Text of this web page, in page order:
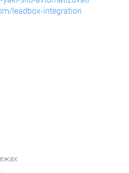
leadbox-integration